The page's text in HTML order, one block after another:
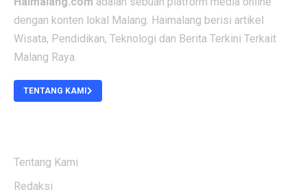
dengan konten lokal Malang. Haimalang berisi artikel
Wisata, Pendidikan, Teknologi dan Berita Terkini Terkait
Malang Raya.
TENTANG KAMI
Tentang Kami
Redaksi